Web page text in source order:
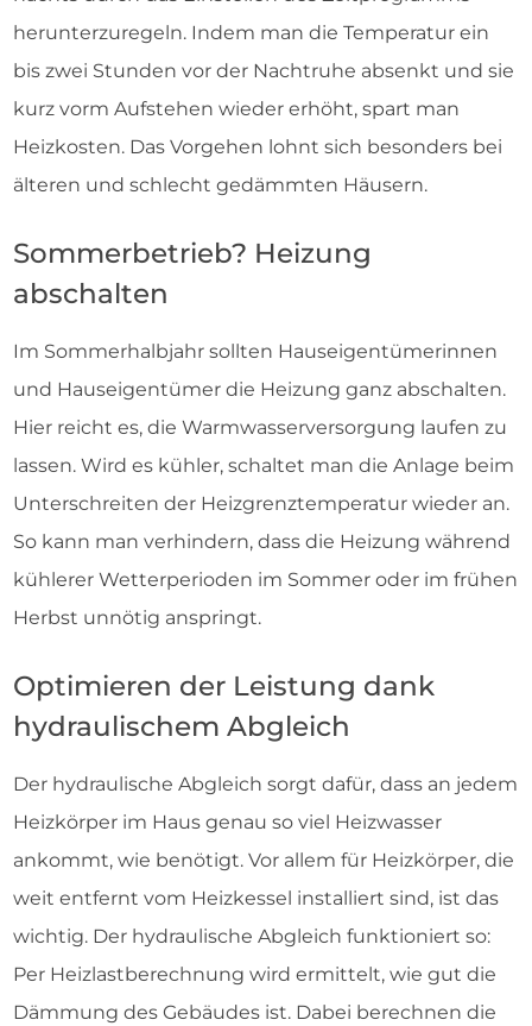
herunterzuregeln. Indem man die Temperatur ein
bis zwei Stunden vor der Nachtruhe absenkt und sie
kurz vorm Aufstehen wieder erhöht, spart man
Heizkosten. Das Vorgehen lohnt sich besonders bei
älteren und schlecht gedämmten Häusern.
Sommerbetrieb? Heizung
abschalten
Im Sommerhalbjahr sollten Hauseigentümerinnen
und Hauseigentümer die Heizung ganz abschalten.
Hier reicht es, die Warmwasserversorgung laufen zu
lassen. Wird es kühler, schaltet man die Anlage beim
Unterschreiten der Heizgrenztemperatur wieder an.
So kann man verhindern, dass die Heizung während
kühlerer Wetterperioden im Sommer oder im frühen
Herbst unnötig anspringt.
Optimieren der Leistung dank
hydraulischem Abgleich
Der hydraulische Abgleich sorgt dafür, dass an jedem
Heizkörper im Haus genau so viel Heizwasser
ankommt, wie benötigt. Vor allem für Heizkörper, die
weit entfernt vom Heizkessel installiert sind, ist das
wichtig. Der hydraulische Abgleich funktioniert so:
Per Heizlastberechnung wird ermittelt, wie gut die
Dämmung des Gebäudes ist. Dabei berechnen die